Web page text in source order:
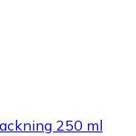
250 ml